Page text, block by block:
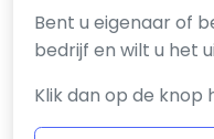
Bent u eigenaar of
bedrijf en wilt u het
Klik dan op de knop